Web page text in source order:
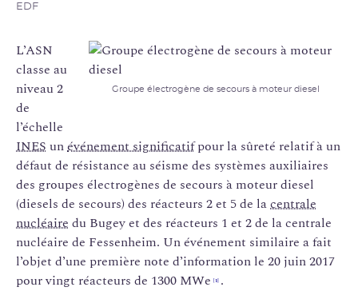
EDF
Groupe électrogène de secours à moteur diesel
L’ASN
classe au
niveau 2
de
l’échelle
INES unévénement significatifpour la sûreté relatif à un
défaut de résistance au séisme des systèmes auxiliaires
des groupes électrogènes de secours à moteur diesel
(diesels de secours) des réacteurs 2 et 5 de lacentrale
nucléaire du Bugey et des réacteurs 1 et 2 de la centrale
nucléaire de Fessenheim. Un événement similaire a fait
l’objet d’une première note d’information le 20 juin 2017
pour vingt réacteurs de 1300 MWe [1] .